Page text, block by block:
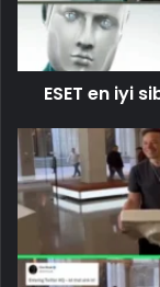
ESET en iyi